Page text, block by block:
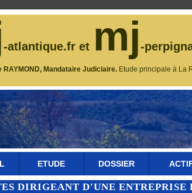
-atlantique.fr et mj-
RAYMOND, Mandataire Judiciaire. Etude principale à La
ETUDE DOSSIER
DIRIGEANT D'UNE ENTREPRISE